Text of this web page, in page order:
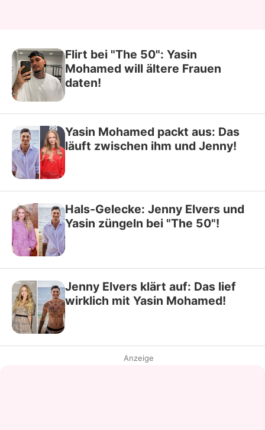
Flirt bei "The 50": Yasin
Mohamed will ältere Frauen
daten!
Yasin Mohamed packt aus: Das
läuft zwischen ihm und Jenny!
Hals-Gelecke: Jenny Elvers und
Yasin züngeln bei "The 50"!
Jenny Elvers klärt auf: Das lief
wirklich mit Yasin Mohamed!
Anzeige